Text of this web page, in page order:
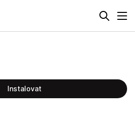
Instalovat